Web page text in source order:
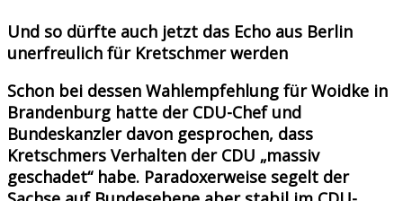
Und so dürfte auch jetzt das Echo aus Berlin
unerfreulich für Kretschmer werden
Schon bei dessen Wahlempfehlung für Woidke in
Brandenburg hatte der CDU-Chef und
Bundeskanzler davon gesprochen, dass
Kretschmers Verhalten der CDU „massiv
geschadet“ habe. Paradoxerweise segelt der